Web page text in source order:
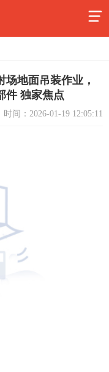
地面吊装作业，
件 独家焦点
时间：2026-01-19 12:05:11